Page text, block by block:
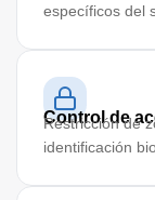
específicos del
Control de
Restricción de
identificación